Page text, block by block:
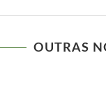
OUTRAS